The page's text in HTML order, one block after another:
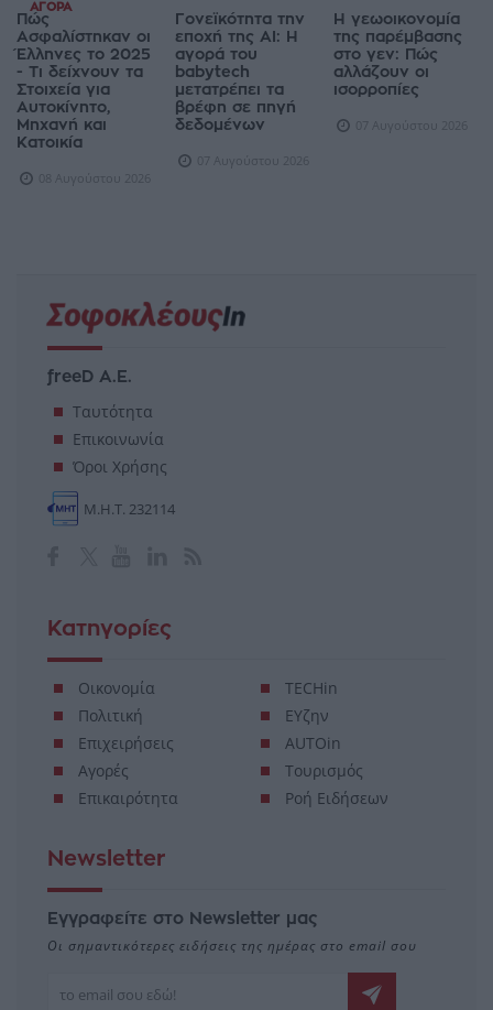
ΑΓΟΡΆ
Πώς
Ασφαλίστηκαν οι
Έλληνες το 2025
- Τι δείχνουν τα
Στοιχεία για
Αυτοκίνητο,
Μηχανή και
Κατοικία
08 Αυγούστου 2026
Γονεϊκότητα την
εποχή της AI: Η
αγορά του
babytech
μετατρέπει τα
βρέφη σε πηγή
δεδομένων
07 Αυγούστου 2026
Η γεωοικονομία
της παρέμβασης
στο γεν: Πώς
αλλάζουν οι
ισορροπίες
07 Αυγούστου 2026
freeD Α.Ε.
Ταυτότητα
Επικοινωνία
Όροι Χρήσης
Μ.Η.Τ. 232114
Κατηγορίες
Οικονομία
Πολιτική
Επιχειρήσεις
Αγορές
Επικαιρότητα
TECHin
ΕΥζην
AUTOin
Τουρισμός
Ροή Ειδήσεων
Newsletter
Εγγραφείτε στο Newsletter μας
Οι σημαντικότερες ειδήσεις της ημέρας στο email σου